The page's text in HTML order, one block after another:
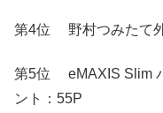
第4位 野村つみたて
第5位 eMAXIS Slim
ント：55P